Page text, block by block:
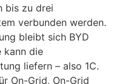
bis zu drei
verbunden werden.
bleibt sich BYD
kann die
liefern – also 1C.
On-Grid, On-Grid